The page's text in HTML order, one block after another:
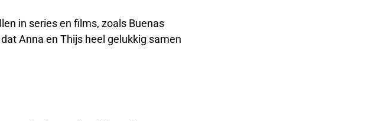
in series en films, zoals Buenas
Anna en Thijs heel gelukkig samen